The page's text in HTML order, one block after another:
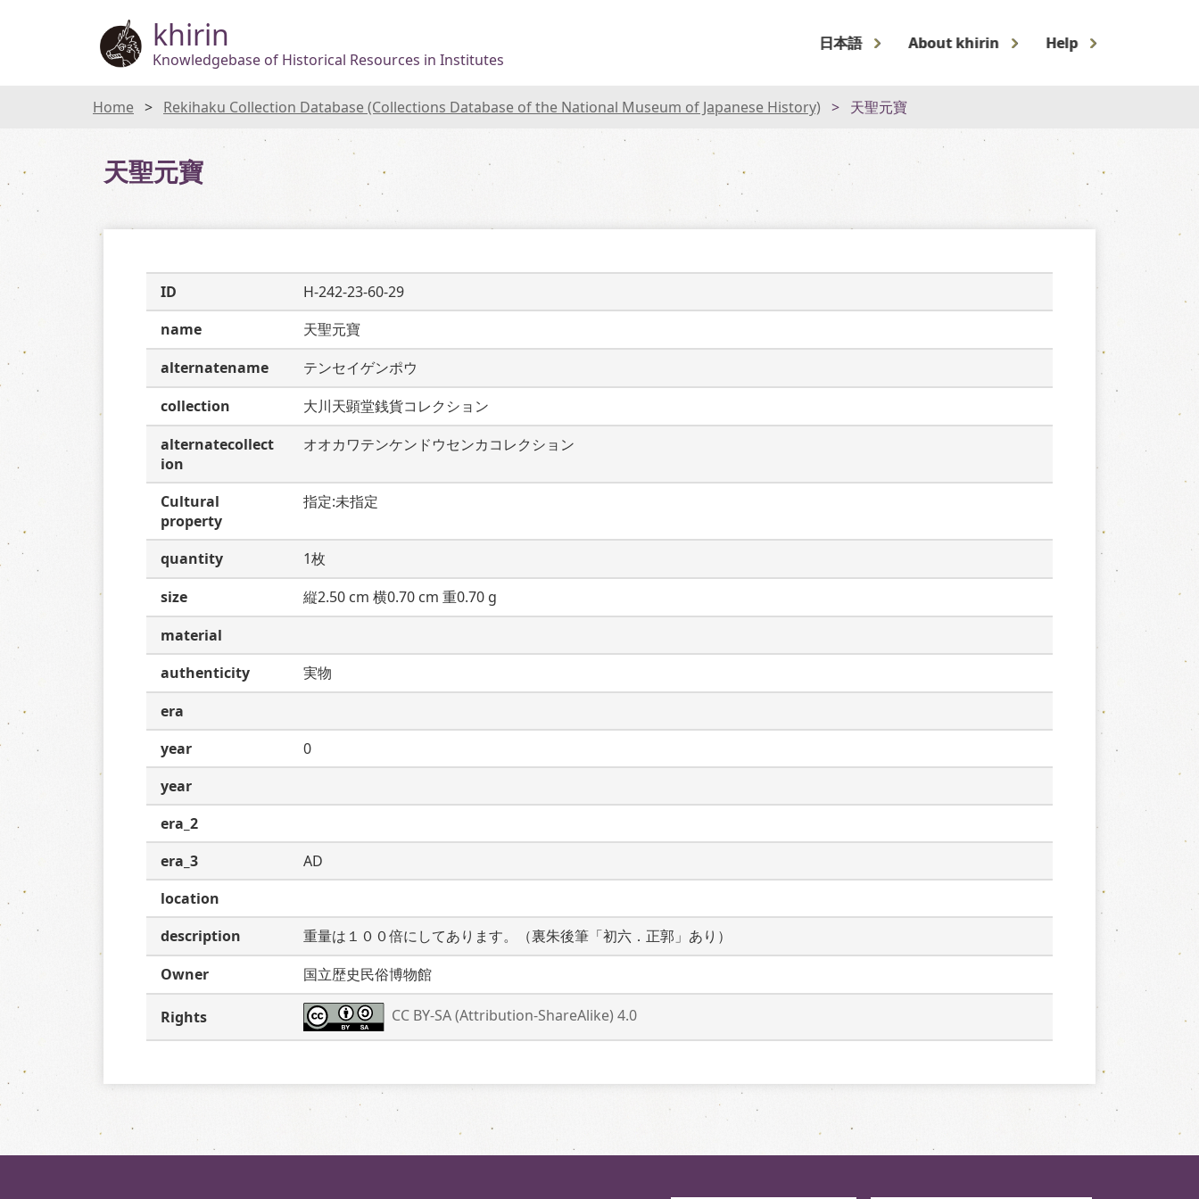
khirin
Knowledgebase of Historical Resources in Institutes
日本語 About khirin Help
Home Rekihaku Collection Database (Collections Database of the National Museum of Japanese History) 天聖元寶
天聖元寶
ID
H-242-23-60-29
name
天聖元寶
alternatename
テンセイゲンポウ
collection
大川天顕堂銭貨コレクション
alternatecollect
ion
オオカワテンケンドウセンカコレクション
Cultural
property
指定:未指定
quantity
1枚
size
縦2.50 cm 横0.70 cm 重0.70 g
material
authenticity
実物
era
year
0
year
era_2
era_3
AD
location
description
重量は１００倍にしてあります。（裏朱後筆「初六．正郭」あり）
Owner
国立歴史民俗博物館
Rights CC BY-SA (Attribution-ShareAlike) 4.0